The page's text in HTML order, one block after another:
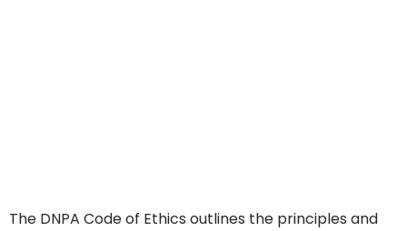
The DNPA Code of Ethics outlines the principles and